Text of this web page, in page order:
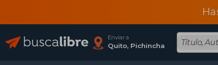
Enviar a
Quito, Pichincha